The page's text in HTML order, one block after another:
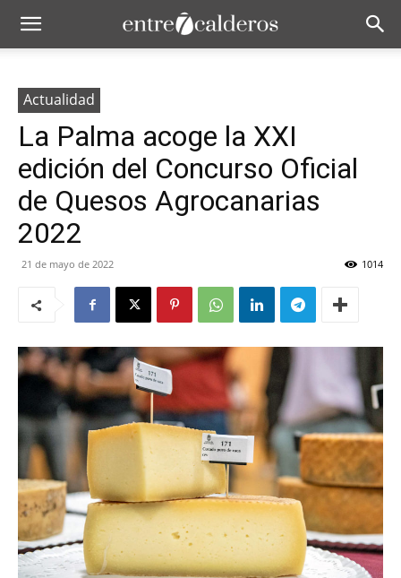
Actualidad
La Palma acoge la XXI
edición del Concurso Oficial
de Quesos Agrocanarias
2022
21 de mayo de 2022 1014